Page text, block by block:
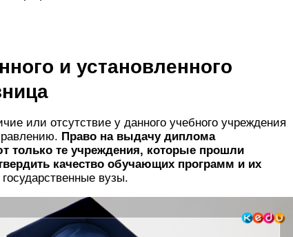
и установленного
или отсутствие у данного учебного учреждения
Право на выдачу диплома
только те учреждения, которые прошли
качество обучающих программ и их
вузы.